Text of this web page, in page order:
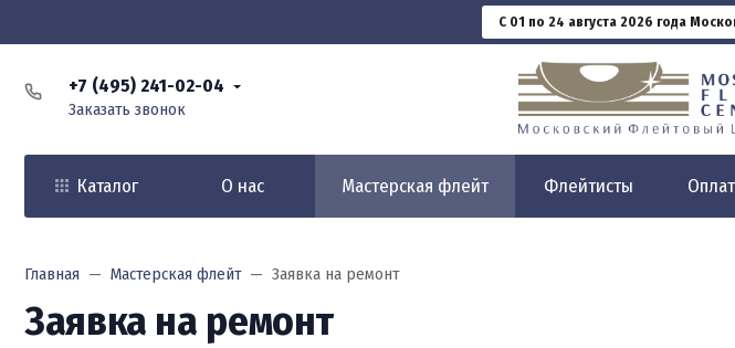
С 01 по 24 августа 2026 года
+7 (495) 241-02-04
Заказать звонок
Каталог О нас Мастерская флейт Флейтисты
Главная Мастерская флейт Заявка на ремонт
Заявка на ремонт